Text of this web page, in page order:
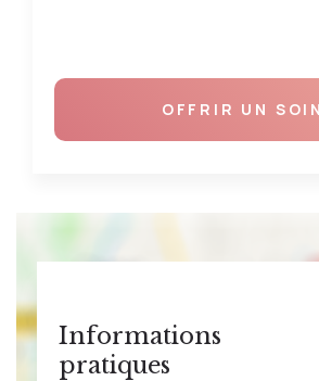
*L'accès à l'espace aqua-
supplément de 20€ les 2h sur
OFFRIR UN SOIN
Informations
pratiques